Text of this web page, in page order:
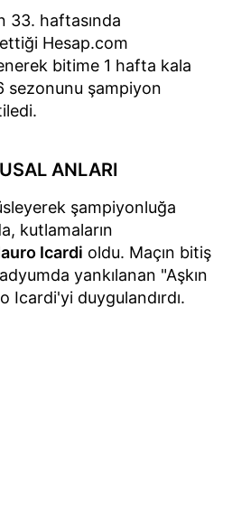
33. haftasında
Hesap.com
bitime 1 hafta kala
sezonunu şampiyon
ANLARI
şampiyonluğa
kutlamaların
Icardi oldu. Maçın bitiş
yankılanan "Aşkın
Icardi'yi duygulandırdı.